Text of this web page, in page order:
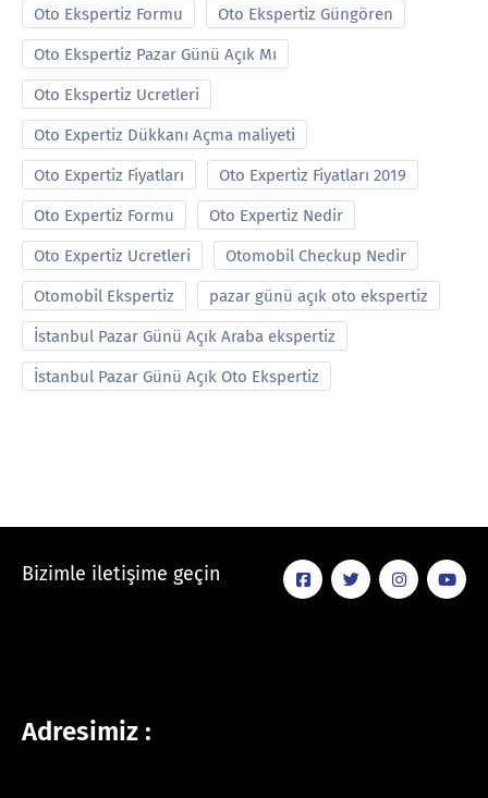
Oto Ekspertiz Formu Oto Ekspertiz Güngören
Oto Ekspertiz Pazar Günü Açık Mı
Oto Ekspertiz Ucretleri
Oto Expertiz Dükkanı Açma maliyeti
Oto Expertiz Fiyatları Oto Expertiz Fiyatları 2019
Oto Expertiz Formu Oto Expertiz Nedir
Oto Expertiz Ucretleri Otomobil Checkup Nedir
Otomobil Ekspertiz pazar günü açık oto ekspertiz
İstanbul Pazar Günü Açık Araba ekspertiz
İstanbul Pazar Günü Açık Oto Ekspertiz
Bizimle iletişime geçin
Adresimiz :